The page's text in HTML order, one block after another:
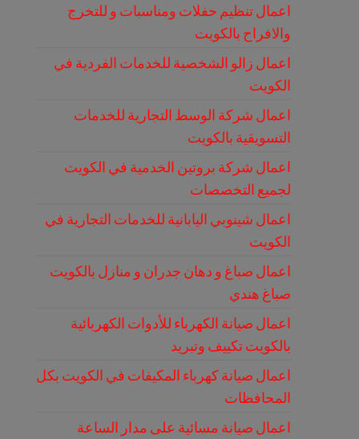
اعمال تنظيم حفلات ومناسبات و للتخرج
والافراح بالكويت
اعمال زالو الشخصية للخدمات الفردية في
الكويت
اعمال شركة الوسط التجارية للخدمات
التسويقية بالكويت
اعمال شركة بروتين الخدمية في الكويت
لجميع التخصصات
اعمال شينوبي اليابانية للخدمات التجارية في
الكويت
اعمال صباغ و دهان جدران و منازل بالكويت
صباغ هندي
اعمال صيانة الكهرباء للأدوات الكهربائية
بالكويت تكييف وتبريد
اعمال صيانة كهرباء المكيفات في الكويت بكل
المحافظات
اعمال صيانة مسائية على مدار الساعة